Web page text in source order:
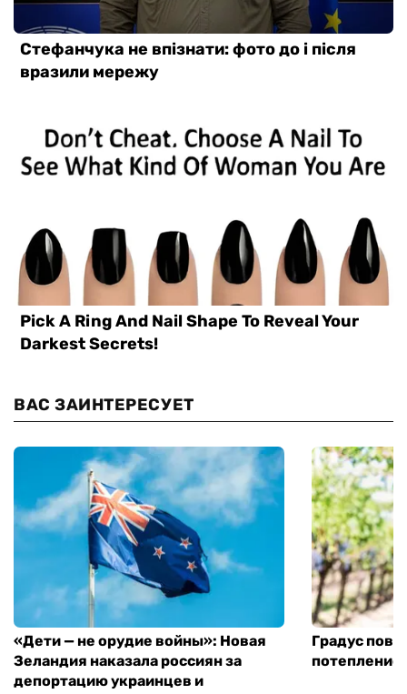
ВАС ЗАИНТЕРЕСУЕТ
«Дети — не орудие войны»: Новая
Зеландия наказала россиян за
депортацию украинцев и
Градус